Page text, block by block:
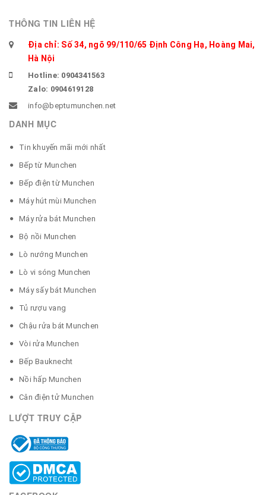
THÔNG TIN LIÊN HỆ
Địa chỉ: Số 34, ngõ 99/110/65 Định Công Hạ, Hoàng Mai,
Hà Nội
Hotline: 0904341563
Zalo: 0904619128
info@beptumunchen.net
DANH MỤC
Tin khuyến mãi mới nhất
Bếp từ Munchen
Bếp điện từ Munchen
Máy hút mùi Munchen
Máy rửa bát Munchen
Bộ nồi Munchen
Lò nướng Munchen
Lò vi sóng Munchen
Máy sấy bát Munchen
Tủ rượu vang
Chậu rửa bát Munchen
Vòi rửa Munchen
Bếp Bauknecht
Nồi hấp Munchen
Cân điện tử Munchen
LƯỢT TRUY CẬP